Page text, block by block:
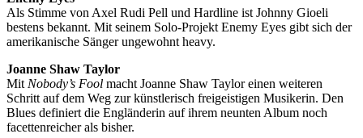
Als Stimme von Axel Rudi Pell und Hardline ist Johnny Gioeli
bestens bekannt. Mit seinem Solo-Projekt Enemy Eyes gibt sich der
amerikanische Sänger ungewohnt heavy.
Joanne Shaw Taylor
Mit Nobody’s Fool macht Joanne Shaw Taylor einen weiteren
Schritt auf dem Weg zur künstlerisch freigeistigen Musikerin. Den
Blues definiert die Engländerin auf ihrem neunten Album noch
facettenreicher als bisher.